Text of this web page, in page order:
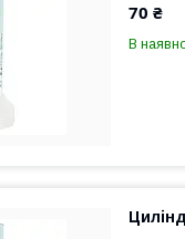
70 ₴
В